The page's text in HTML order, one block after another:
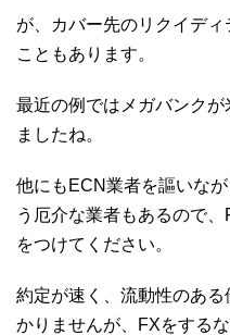
が、カバー先のリクイデ
こともあります。
最近の例ではメガバンク
ましたね。
他にもECN業者を謳いな
う厄介な業者もあるので
をつけてください。
約定が速く、流動性のあ
かりませんが、FXをする